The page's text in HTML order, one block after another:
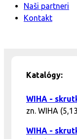
Naši partneri
Kontakt
Katalógy:
WIHA -
zn. WIHA
WIHA -